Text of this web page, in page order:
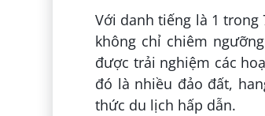
Với danh tiếng là 1 trong
không chỉ chiêm
được trải nghiệm các
đó là nhiều đảo đất,
thức du lịch hấp dẫn.